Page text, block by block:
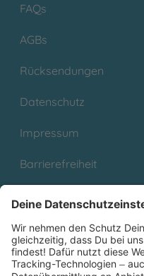
FAQs
AGBs
Rücksendungen
Datenschutz
Impressum
Barrierefreiheit
Partnerprogramm